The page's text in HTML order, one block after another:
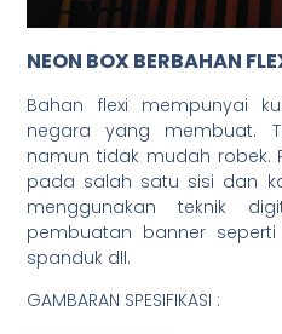
NEON BOX BERBAHAN
Bahan flexi mempunyai
negara yang membuat.
namun tidak mudah robek.
pada salah satu sisi dan
menggunakan teknik
pembuatan banner
spanduk dll.
GAMBARAN SPESIFIKASI :